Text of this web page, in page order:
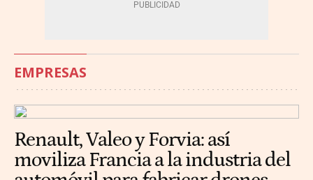
EMPRESAS
Renault, Valeo y Forvia: así
moviliza Francia a la industria del